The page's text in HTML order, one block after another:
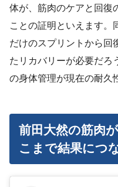
体が、筋肉のケアと回復
ことの証明といえます。
だけのスプリントから回
たリカバリーが必要だろ
の身体管理が現在の耐久
前田大然の筋肉
こまで結果につ